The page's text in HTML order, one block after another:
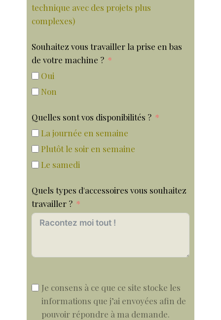
technique avec des projets plus
complexes)
Souhaitez vous travailler la prise en bas
de votre machine ?
Oui
Non
Quelles sont vos disponibilités ?
La journée en semaine
Plutôt le soir en semaine
Le samedi
Quels types d'accessoires vous souhaitez
travailler ?
Je consens à ce que ce site stocke les
informations que j’ai envoyées afin de
pouvoir répondre à ma demande.